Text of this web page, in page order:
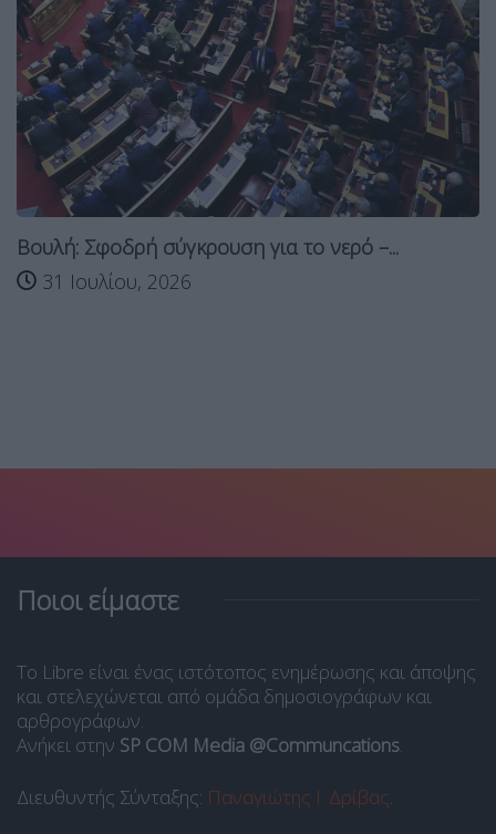
Βουλή: Σφοδρή σύγκρουση για το νερό –...
31 Ιουλίου, 2026
Ποιοι είμαστε
Το Libre είναι ένας ιστότοπος ενημέρωσης και άποψης
και στελεχώνεται από ομάδα δημοσιογράφων και
αρθρογράφων.
Ανήκει στην SP COM Media @Communcations.
Διευθυντής Σύνταξης: Παναγιώτης Ι. Δρίβας.